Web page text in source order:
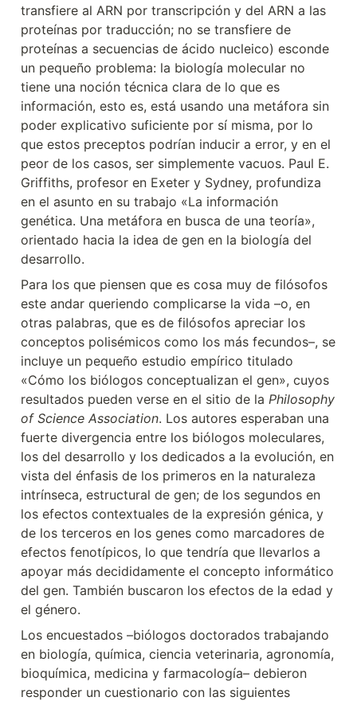
transfiere al ARN por transcripción y del ARN a las
proteínas por traducción; no se transfiere de
proteínas a secuencias de ácido nucleico) esconde
un pequeño problema: la biología molecular no
tiene una noción técnica clara de lo que es
información, esto es, está usando una metáfora sin
poder explicativo suficiente por sí misma, por lo
que estos preceptos podrían inducir a error, y en el
peor de los casos, ser simplemente vacuos. Paul E.
Griffiths, profesor en Exeter y Sydney, profundiza
en el asunto en su trabajo «La información
genética. Una metáfora en busca de una teoría»,
orientado hacia la idea de gen en la biología del
desarrollo.
Para los que piensen que es cosa muy de filósofos
este andar queriendo complicarse la vida –o, en
otras palabras, que es de filósofos apreciar los
conceptos polisémicos como los más fecundos–, se
incluye un pequeño estudio empírico titulado
«Cómo los biólogos conceptualizan el gen», cuyos
resultados pueden verse en el sitio de la Philosophy
of Science Association. Los autores esperaban una
fuerte divergencia entre los biólogos moleculares,
los del desarrollo y los dedicados a la evolución, en
vista del énfasis de los primeros en la naturaleza
intrínseca, estructural de gen; de los segundos en
los efectos contextuales de la expresión génica, y
de los terceros en los genes como marcadores de
efectos fenotípicos, lo que tendría que llevarlos a
apoyar más decididamente el concepto informático
del gen. También buscaron los efectos de la edad y
el género.
Los encuestados –biólogos doctorados trabajando
en biología, química, ciencia veterinaria, agronomía,
bioquímica, medicina y farmacología– debieron
responder un cuestionario con las siguientes